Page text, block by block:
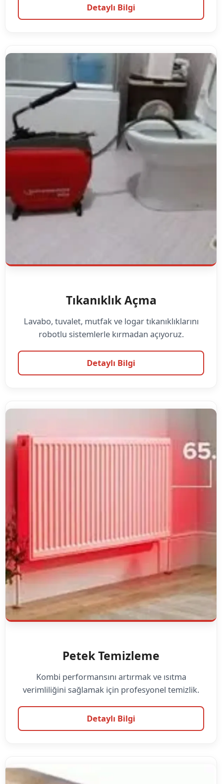
Detaylı Bilgi
Tıkanıklık Açma
Lavabo, tuvalet, mutfak ve logar tıkanıklıklarını
robotlu sistemlerle kırmadan açıyoruz.
Detaylı Bilgi
Petek Temizleme
Kombi performansını artırmak ve ısıtma
verimliliğini sağlamak için profesyonel temizlik.
Detaylı Bilgi